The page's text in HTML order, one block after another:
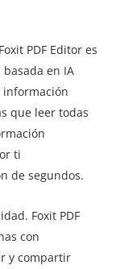
PDF Editor es
en IA
que leer todas
ti
de segundos.
Foxit PDF
con
y compartir